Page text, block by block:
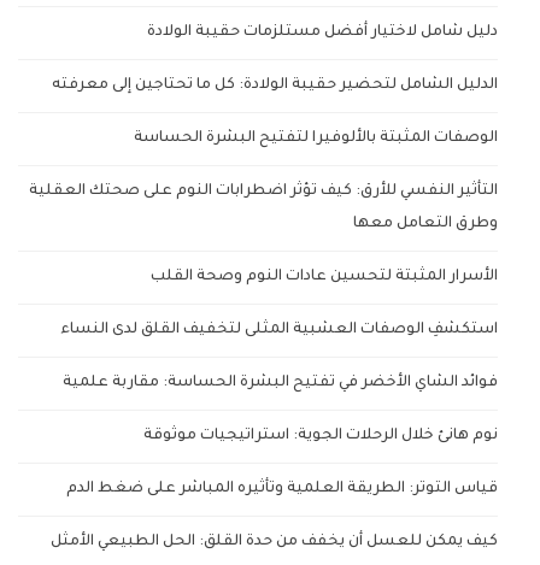
دليل شامل لاختيار أفضل مستلزمات حقيبة الولادة
الدليل الشامل لتحضير حقيبة الولادة: كل ما تحتاجين إلى معرفته
الوصفات المثبتة بالألوفيرا لتفتيح البشرة الحساسة
التأثير النفسي للأرق: كيف تؤثر اضطرابات النوم على صحتك العقلية
وطرق التعامل معها
الأسرار المثبتة لتحسين عادات النوم وصحة القلب
استكشفِ الوصفات العشبية المثلى لتخفيف القلق لدى النساء
فوائد الشاي الأخضر في تفتيح البشرة الحساسة: مقاربة علمية
نوم هانئ خلال الرحلات الجوية: استراتيجيات موثوقة
قياس التوتر: الطريقة العلمية وتأثيره المباشر على ضغط الدم
كيف يمكن للعسل أن يخفف من حدة القلق: الحل الطبيعي الأمثل